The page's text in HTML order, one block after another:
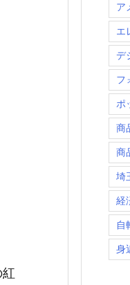
ア
エ
デ
フ
ポ
商
商
埼
経
自
身